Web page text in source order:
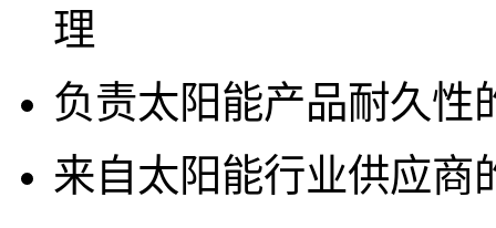
理
负责太阳能产品耐久性
来自太阳能行业供应商